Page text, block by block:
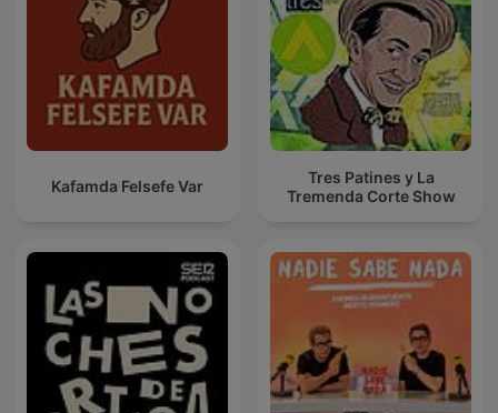
Kafamda Felsefe Var
Tres Patines y La
Tremenda Corte Show